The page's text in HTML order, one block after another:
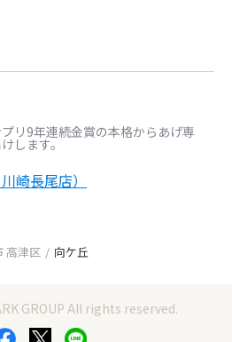
リ9年連続金賞の本格からあげ専
します。
崎長尾店）
高津区 向ケ丘
GROUP All rights reserved.